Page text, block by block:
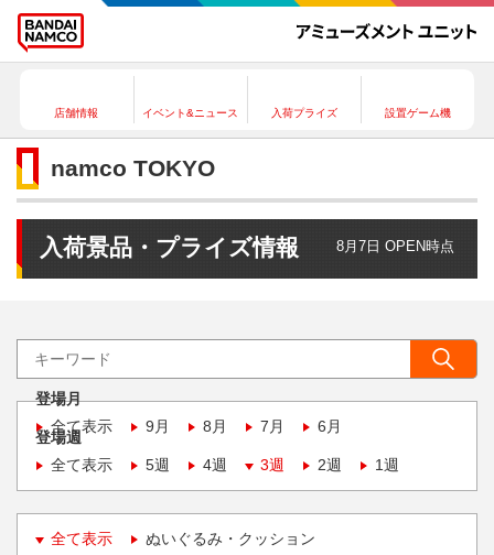
店舗情報 イベント&ニュース 入荷プライズ 設置ゲーム機
namco TOKYO
入荷景品・プライズ情報 8月7日 OPEN時点
登場月
全て表示
9月 8月 7月 6月
登場週
全て表示
5週 4週 3週 2週 1週
全て表示 ぬいぐるみ・クッション